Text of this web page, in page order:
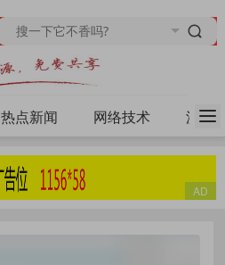
热点新闻 网络技术 源码